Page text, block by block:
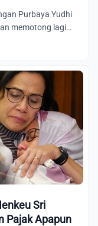
Purbaya Yudhi
memotong lagi
Sri
Pajak Apapun